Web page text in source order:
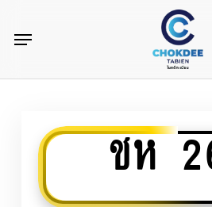
content
Menu
ชห